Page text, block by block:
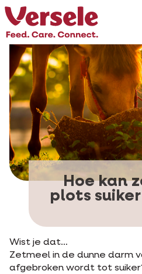
Hoe kan
plots
Wist je dat…
Zetmeel in de dunne darm
afgebroken wordt tot